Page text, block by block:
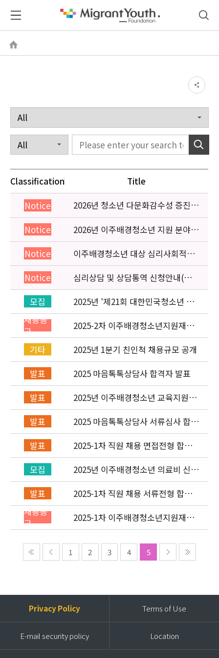
Classification Title
Notice
2026년 청소년 다문화감수성 증진
프로그램 「다가감」신청기관 안내
Notice
2026년 이주배경청소년 지원 분야
종사자 역량강화 교육 일정 안내
Notice
이주배경청소년 대상 심리사회적응
검사 연수동영상 개편 안내
Notice
심리상담 및 상담통역 신청안내(의뢰
서첨부)
모집
2025년 '제21회 대한민국청소년 박
람회' 이주배경청소년지원재단 홍보
운영 부스 자원봉사자 신청·접수
채용공
고
2025-2차 이주배경청소년지원재단
직원(개발협력부) 채용공고 (~5/6)
기타
2025년 1분기 친인척 채용규모 공개
발표
2025 마음톡톡상담사 합격자 발표
발표
2025년 이주배경청소년 교육지원사
업 레인보우스쿨 개설기관 선정 결과
발표
2025 마음톡톡상담사 서류심사 합격
자 발표
발표
2025-1차 직원 채용 면접전형 합격
자 발표 및 적격심사 안내
모집
2025년 이주배경청소년 의료비 신청
(1차) 안내
발표
2025-1차 직원 채용 서류전형 합격
자 발표 및 면접전형 안내
채용공
고
2025-1차 이주배경청소년지원재단
직원(개발협력부) 채용공고 (~2/2)
1 2 3 4 5
Privacy Policy Terms of Use
E-mail security policy Location